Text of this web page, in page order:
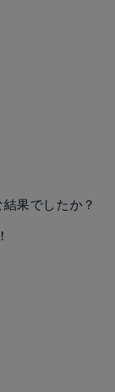
果でしたか？